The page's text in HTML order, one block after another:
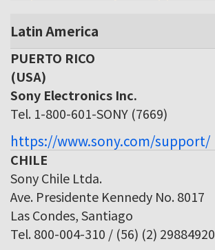
Latin America
PUERTO RICO
(USA)
Sony Electronics Inc.
Tel. 1-800-601-SONY (7669)
https://www.sony.com/support/
CHILE
Sony Chile Ltda.
Ave. Presidente Kennedy No. 8017
Las Condes, Santiago
Tel. 800-004-310 / (56) (2) 29884920